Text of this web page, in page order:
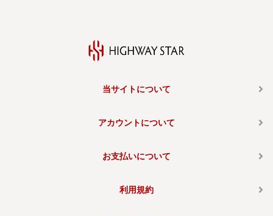
当サイトについて
アカウントについて
お支払いについて
利用規約